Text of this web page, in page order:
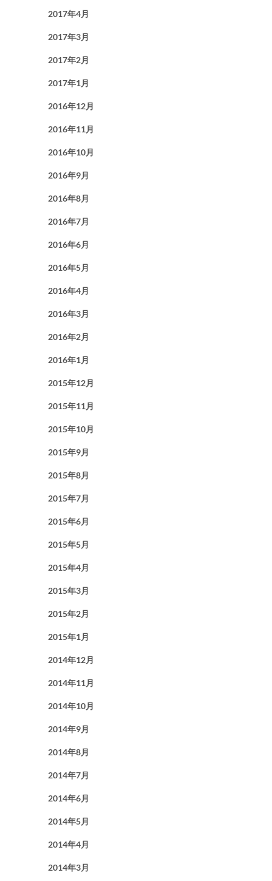
2017年4月
2017年3月
2017年2月
2017年1月
2016年12月
2016年11月
2016年10月
2016年9月
2016年8月
2016年7月
2016年6月
2016年5月
2016年4月
2016年3月
2016年2月
2016年1月
2015年12月
2015年11月
2015年10月
2015年9月
2015年8月
2015年7月
2015年6月
2015年5月
2015年4月
2015年3月
2015年2月
2015年1月
2014年12月
2014年11月
2014年10月
2014年9月
2014年8月
2014年7月
2014年6月
2014年5月
2014年4月
2014年3月